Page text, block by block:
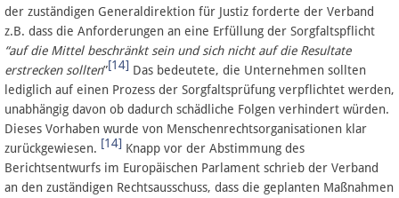
der zuständigen Generaldirektion für Justiz forderte der Verband
z.B. dass die Anforderungen an eine Erfüllung der Sorgfaltspflicht
“auf die Mittel beschränkt sein und sich nicht auf die Resultate
erstrecken sollten”[14] Das bedeutete, die Unternehmen sollten
lediglich auf einen Prozess der Sorgfaltsprüfung verpflichtet werden,
unabhängig davon ob dadurch schädliche Folgen verhindert würden.
Dieses Vorhaben wurde von Menschenrechtsorganisationen klar
zurückgewiesen. [14] Knapp vor der Abstimmung des
Berichtsentwurfs im Europäischen Parlament schrieb der Verband
an den zuständigen Rechtsausschuss, dass die geplanten Maßnahmen